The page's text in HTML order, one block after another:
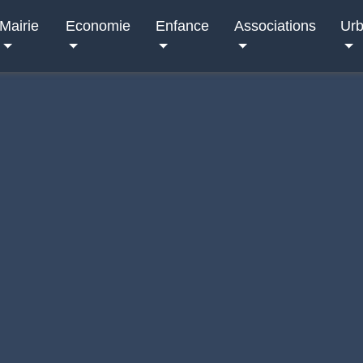
Mairie Economie Enfance Associations